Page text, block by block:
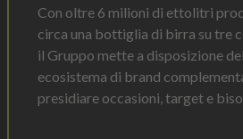
Con oltre 6 milioni di ettolitri
circa una bottiglia di birra su tre
il Gruppo mette a disposizione
ecosistema di brand
presidiare occasioni, target e